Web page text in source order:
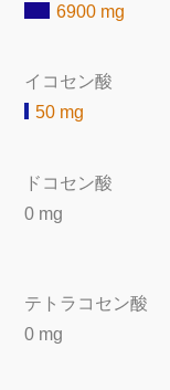
6900 mg
イコセン酸
50 mg
ドコセン酸
0 mg
テトラコセン酸
0 mg